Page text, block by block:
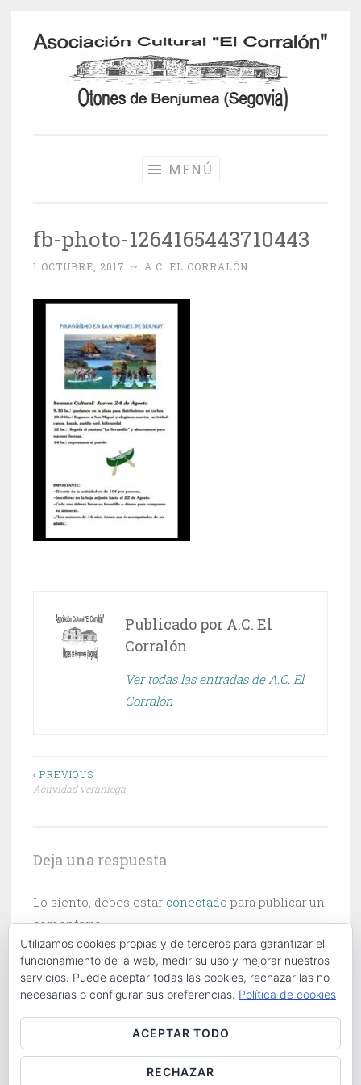
Saltar
contenido
MENÚ
fb-photo-1264165443710443
1 OCTUBRE, 2017 ~ A.C. EL CORRALÓN
Publicado por A.C. El
Corralón
Ver todas las entradas de A.C. El
Corralón
Navegación
‹ PREVIOUS
Actividad veraniega
Deja una respuesta
Lo siento, debes estar conectado para publicar un
comentario.
Utilizamos cookies propias y de terceros para garantizar el
funcionamiento de la web, medir su uso y mejorar nuestros
servicios. Puede aceptar todas las cookies, rechazar las no
necesarias o configurar sus preferencias. Política de cookies
ACEPTAR TODO
RECHAZAR